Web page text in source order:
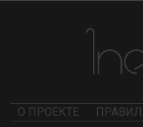
О ПРОЕКТЕ